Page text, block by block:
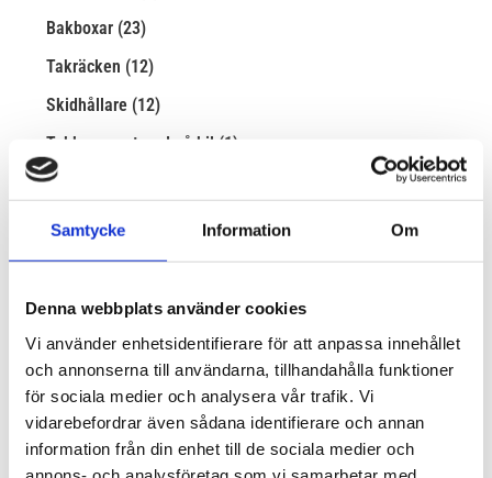
Samtycke Information Om
Denna webbplats använder cookies
Vi använder enhetsidentifierare för att anpassa innehållet
och annonserna till användarna, tillhandahålla funktioner
för sociala medier och analysera vår trafik. Vi
vidarebefordrar även sådana identifierare och annan
information från din enhet till de sociala medier och
Bakboxar (23)
Takräcken (12)
Skidhållare (12)
Takbox monterad på bil (1)
Taggar
Arkiv
2025
2024
december (1)
november (35)
oktober (19)